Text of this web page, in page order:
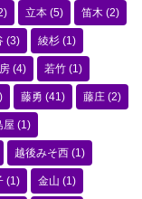
立本 (5) 笛木 (2)
(3) 綾杉 (1)
(4) 若竹 (1)
藤勇 (41) 藤庄 (2)
屋 (1)
越後みそ西 (1)
(1) 金山 (1)